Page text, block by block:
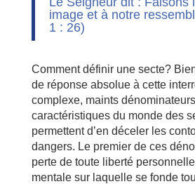
image et à notre
1 : 26)
Comment définir une secte?
de réponse absolue à cette
complexe, maints
caractéristiques du monde des
permettent d’en déceler les
dangers. Le premier de ces
perte de toute liberté
mentale sur laquelle se fonde